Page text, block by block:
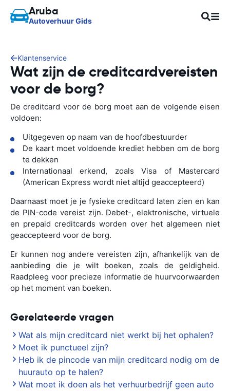
Aruba
Autoverhuur Gids
Klantenservice
Wat zijn de creditcardvereisten
voor de borg?
De creditcard voor de borg moet aan de volgende eisen
voldoen:
Uitgegeven op naam van de hoofdbestuurder
De kaart moet voldoende krediet hebben om de borg
te dekken
Internationaal erkend, zoals Visa of Mastercard
(American Express wordt niet altijd geaccepteerd)
Daarnaast moet je je fysieke creditcard laten zien en kan
de PIN-code vereist zijn. Debet-, elektronische, virtuele
en prepaid creditcards worden over het algemeen niet
geaccepteerd voor de borg.
Er kunnen nog andere vereisten zijn, afhankelijk van de
aanbieding die je wilt boeken, zoals de geldigheid.
Raadpleeg voor precieze informatie de huurvoorwaarden
op het moment van boeken.
Gerelateerde vragen
Wat als mijn creditcard niet werkt bij het ophalen?
Moet ik punctueel zijn?
Heb ik de pincode van mijn creditcard nodig om de
huurauto op te halen?
Wat moet ik doen als het verhuurbedrijf geen auto